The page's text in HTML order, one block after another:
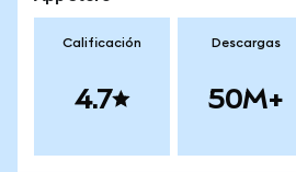
Calificación
4.7
Descargas
50M+